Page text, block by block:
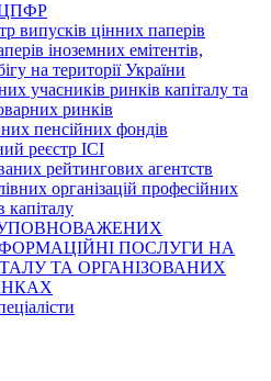
випусків цінних паперів
іноземних емітентів,
на території України
учасників ринків капіталу та
ринків
пенсійних фондів
реєстр ІСІ
рейтингових агентств
організацій професійних
капіталу
УПОВНОВАЖЕНИХ
ПОСЛУГИ НА
ТА ОРГАНІЗОВАНИХ